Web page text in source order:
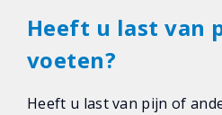
Heeft u last van
voeten?
Heeft u last van pijn of